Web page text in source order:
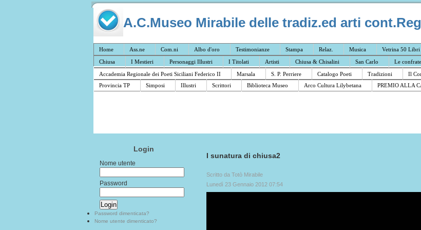
A.C.Museo Mirabile delle tradiz.ed arti
Home Ass.ne Com.ni Albo d'oro Testimonianze Stampa Relaz. Musica Vetrina 50 Libri
Chiusa
I Mestieri Personaggi Illustri I Titolati Artisti Chiusa & Chisalini San Carlo Le
Accademia Regionale dei Poeti Siciliani Federico II
Marsala S. P. Perriere Catalogo Poeti Tradizioni Il
Provincia TP
Simposi Illustri Scrittori Biblioteca Museo Arco Cultura Lilybetana PREMIO ALLA
Login
Nome utente
Password
Password dimenticata?
Nome utente dimenticato?
I sunatura di chiusa2
Scritto da Totò Mirabile
Lunedì 23 Gennaio 2012 07:54